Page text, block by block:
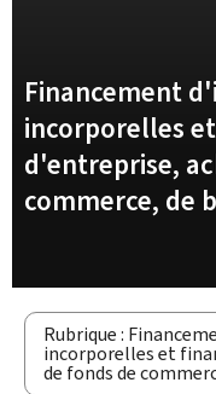
Financement
incorporelles
d'entreprise,
commerce, de
Rubrique :
incorporelles et
de fonds de